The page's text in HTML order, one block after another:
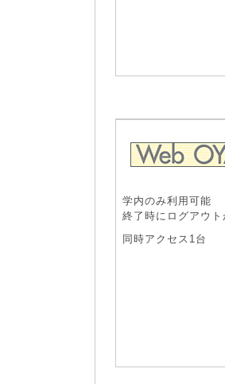
学内のみ利用可能
終了時にログアウ
同時アクセス1台